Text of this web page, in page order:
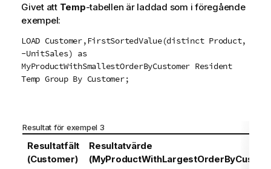
Givet att Temp-tabellen är laddad som i föregående
exempel:
LOAD Customer,FirstSortedValue(distinct Product,
-UnitSales) as
MyProductWithSmallestOrderByCustomer Resident
Temp Group By Customer;
Resultat för exempel 3
Resultatfält
(Customer)
Resultatvärde